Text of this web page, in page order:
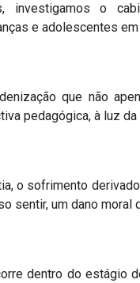
investigamos o
e adolescentes
que não
pedagógica, à luz
o sofrimento
sentir, um dano moral
dentro do estágio